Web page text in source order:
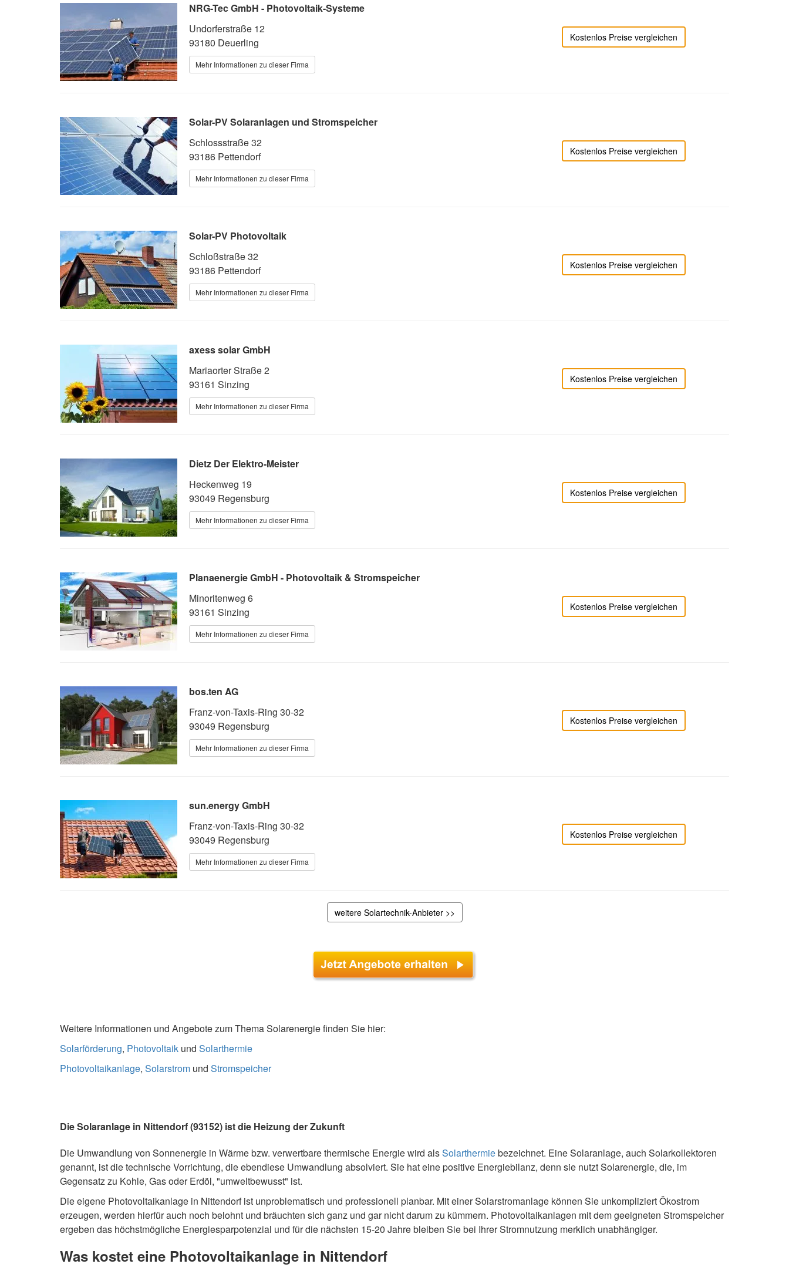
NRG-Tec GmbH - Photovoltaik-Systeme
Undorferstraße 12
93180 Deuerling
Mehr Informationen zu dieser Firma
Kostenlos Preise vergleichen
Solar-PV Solaranlagen und Stromspeicher
Schlossstraße 32
93186 Pettendorf
Mehr Informationen zu dieser Firma
Kostenlos Preise vergleichen
Solar-PV Photovoltaik
Schloßstraße 32
93186 Pettendorf
Mehr Informationen zu dieser Firma
Kostenlos Preise vergleichen
axess solar GmbH
Mariaorter Straße 2
93161 Sinzing
Mehr Informationen zu dieser Firma
Kostenlos Preise vergleichen
Dietz Der Elektro-Meister
Heckenweg 19
93049 Regensburg
Mehr Informationen zu dieser Firma
Kostenlos Preise vergleichen
Planaenergie GmbH - Photovoltaik & Stromspeicher
Minoritenweg 6
93161 Sinzing
Mehr Informationen zu dieser Firma
Kostenlos Preise vergleichen
bos.ten AG
Franz-von-Taxis-Ring 30-32
93049 Regensburg
Mehr Informationen zu dieser Firma
Kostenlos Preise vergleichen
sun.energy GmbH
Franz-von-Taxis-Ring 30-32
93049 Regensburg
Mehr Informationen zu dieser Firma
Kostenlos Preise vergleichen
weitere Solartechnik-Anbieter >>
Weitere Informationen und Angebote zum Thema Solarenergie finden Sie hier:
Solarförderung, Photovoltaik und Solarthermie
Photovoltaikanlage, Solarstrom und Stromspeicher
Die Solaranlage in Nittendorf (93152) ist die Heizung der Zukunft
Die Umwandlung von Sonnenergie in Wärme bzw. verwertbare thermische Energie wird alsSolarthermiebezeichnet. Eine Solaranlage, auch Solarkollektoren
genannt, ist die technische Vorrichtung, die ebendiese Umwandlung absolviert. Sie hat eine positive Energiebilanz, denn sie nutzt Solarenergie, die, im
Gegensatz zu Kohle, Gas oder Erdöl, "umweltbewusst" ist.
Die eigene Photovoltaikanlage in Nittendorf ist unproblematisch und professionell planbar. Mit einer Solarstromanlage können Sie unkompliziert Ökostrom
erzeugen, werden hierfür auch noch belohnt und bräuchten sich ganz und gar nicht darum zu kümmern. Photovoltaikanlagen mit dem geeigneten Stromspeicher
ergeben das höchstmögliche Energiesparpotenzial und für die nächsten 15-20 Jahre bleiben Sie bei Ihrer Stromnutzung merklich unabhängiger.
Was kostet eine Photovoltaikanlage in Nittendorf